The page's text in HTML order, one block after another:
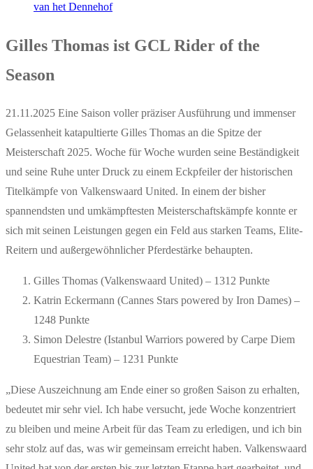
van het Dennehof
Gilles Thomas ist GCL Rider of the
Season
21.11.2025 Eine Saison voller präziser Ausführung und immenser
Gelassenheit katapultierte Gilles Thomas an die Spitze der
Meisterschaft 2025. Woche für Woche wurden seine Beständigkeit
und seine Ruhe unter Druck zu einem Eckpfeiler der historischen
Titelkämpfe von Valkenswaard United. In einem der bisher
spannendsten und umkämpftesten Meisterschaftskämpfe konnte er
sich mit seinen Leistungen gegen ein Feld aus starken Teams, Elite-
Reitern und außergewöhnlicher Pferdestärke behaupten.
Gilles Thomas (Valkenswaard United) – 1312 Punkte
Katrin Eckermann (Cannes Stars powered by Iron Dames) –
1248 Punkte
Simon Delestre (Istanbul Warriors powered by Carpe Diem
Equestrian Team) – 1231 Punkte
„Diese Auszeichnung am Ende einer so großen Saison zu erhalten,
bedeutet mir sehr viel. Ich habe versucht, jede Woche konzentriert
zu bleiben und meine Arbeit für das Team zu erledigen, und ich bin
sehr stolz auf das, was wir gemeinsam erreicht haben. Valkenswaard